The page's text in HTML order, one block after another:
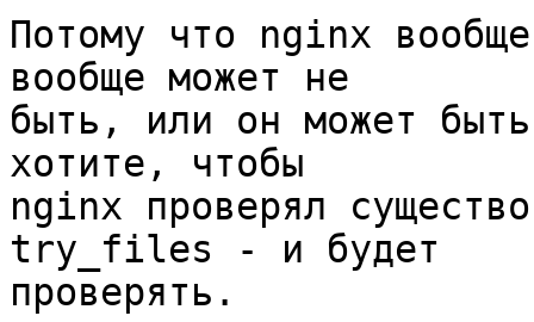
Потому что nginx
вообще может не
быть, или он может
хотите, чтобы
nginx проверял
try_files - и будет
проверять.